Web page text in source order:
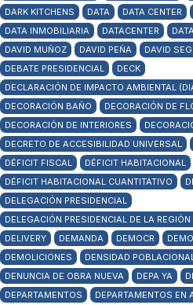
DARK KITCHENS
DATA DATA CENTER
DATA INMOBILIARIA
DATACENTER
DAVID MUÑOZ
DAVID PEÑA DAVID
DEBATE PRESIDENCIAL
DECK
DECLARACIÓN DE IMPACTO AMBIENTAL
DECORACIÓN BAÑO
DECORACIÓN DE
DECORACIÓN DE INTERIORES
DECRETO DE ACCESIBILIDAD UNIVERSAL
DÉFICIT FISCAL
DÉFICIT HABITACIONAL
DÉFICIT HABITACIONAL CUANTITATIVO
DELEGACIÓN PRESIDENCIAL
DELEGACIÓN PRESIDENCIAL DE LA
DELIVERY
DEMANDA DEMOCR
DEMOLICIONES
DENSIDAD
DENUNCIA DE OBRA NUEVA
DEPA YA
DEPARTAMENTOS
DEPARTAMENTOS EN